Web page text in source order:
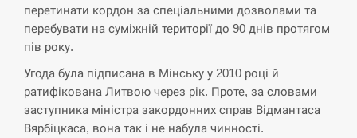
У Росії розгортається ракетний підрозділ КНДР –
Reuters
СЕРПЕНЬ
14:23
Поставки ракет для ПВО сократились втрое,
хотя у партнеров они…
перетинати кордон за спеціальними дозволами та
перебувати на суміжній території до 90 днів протягом
пів року.
Угода була підписана в Мінську у 2010 році й
ратифікована Литвою через рік. Проте, за словами
заступника міністра закордонних справ Відмантаса
Вярбіцкаса, вона так і не набула чинності.